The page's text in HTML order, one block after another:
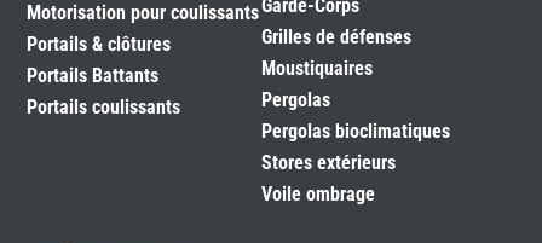
Motorisation pour coulissants
Portails & clôtures
Portails Battants
Portails coulissants
Garde-Corps
Grilles de défenses
Moustiquaires
Pergolas
Pergolas bioclimatiques
Stores extérieurs
Voile ombrage